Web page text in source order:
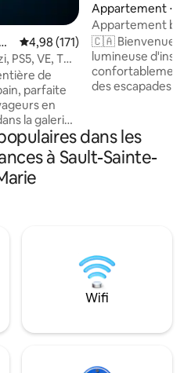
Évaluation moyenne sur la
4,98 (171)
PS5, VE, TV
de
parfaite
en
la galerie
Un
-
; -
services
avec jeux
et sèche-
Fibe -
Appartement ⋅
rie
Appartement
🇨🇦 Bienvenue
lumineuse
confortablement
des escapades
aménagement
size Douglas®
entièrement
besoin pour vous
dans les
à Sault-Sainte-
Wifi